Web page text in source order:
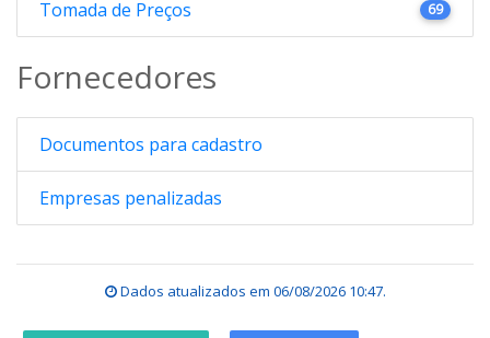
Tomada de Preços 69
Fornecedores
Documentos para cadastro
Empresas penalizadas
Dados atualizados em 06/08/2026 10:47.